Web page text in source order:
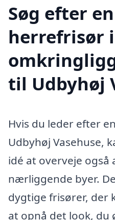
Søg efter
herrefrisør
til Udbyhøj
Hvis du leder efter
Udbyhøj Vasehuse,
idé at overveje også
nærliggende byer.
dygtige frisører, der
at opnå det look, du